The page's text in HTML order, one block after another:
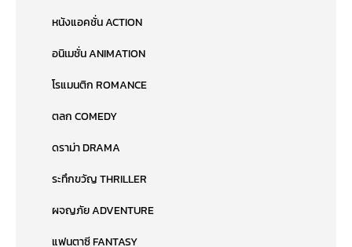
หนังแอคชั่น ACTION
อนิเมชั่น ANIMATION
โรแมนติก ROMANCE
ตลก COMEDY
ดราม่า DRAMA
ระทึกขวัญ THRILLER
ผจญภัย ADVENTURE
แฟนตาซี FANTASY